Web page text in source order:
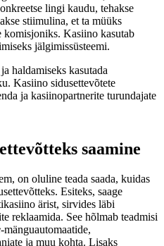
lingi kaudu, tehakse
stiimulina, et ta müüks
komisjoniks. Kasiino kasutab
jälgimissüsteemi.
haldamiseks kasutada
Kasiino sidusettevõtete
ja kasiinopartnerite turundajate
saamine
on oluline teada saada, kuidas
Esiteks, saage
ärist, sirvides läbi
reklaamida. See hõlmab teadmisi
mänguautomaatide,
ja muu kohta. Lisaks